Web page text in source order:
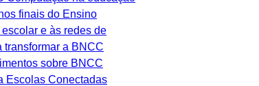
finais do Ensino
e às redes de
a BNCC
sobre BNCC
Escolas Conectadas